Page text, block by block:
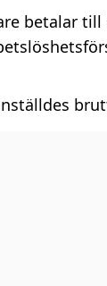
betalar